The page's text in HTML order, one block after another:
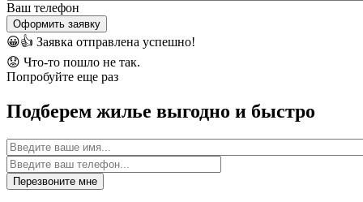
Ваш телефон
Оформить заявку
😀👍 Заявка отправлена успешно!
😟 Что-то пошло не так.
Попробуйте еще раз
Подберем жилье выгодно и быстро
Имя
Перезвоните мне